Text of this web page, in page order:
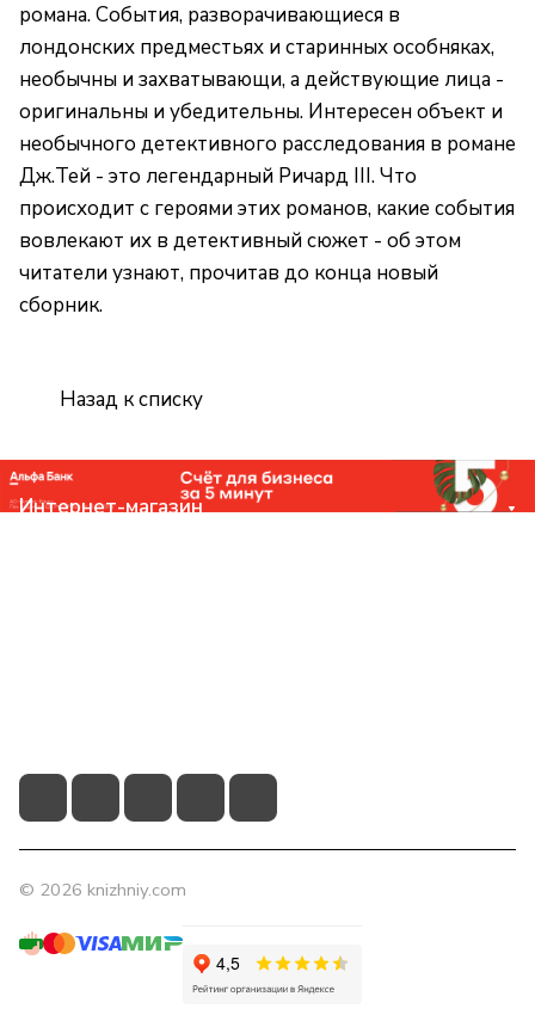
романа. События, разворачивающиеся в
лондонских предместьях и старинных особняках,
необычны и захватывающи, а действующие лица -
оригинальны и убедительны. Интересен объект и
необычного детективного расследования в романе
Дж.Тей - это легендарный Ричард III. Что
происходит с героями этих романов, какие события
вовлекают их в детективный сюжет - об этом
читатели узнают, прочитав до конца новый
сборник.
Назад к списку
Интернет-магазин
© 2026 knizhniy.com